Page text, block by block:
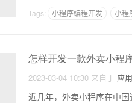
Tags: 小程序编程开发 小程
怎样开发一款外卖小程
2023-03-04 10:30 来自于 应
近几年，外卖小程序在中